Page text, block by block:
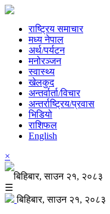
राष्ट्रिय समाचार
मध्य नेपाल
अर्थ/पर्यटन
मनोरञ्जन
स्वास्थ्य
खेलकुद
अन्तर्वार्ता/विचार
अन्तर्राष्ट्रिय/प्रवास
भिडियो
राशिफल
English
×
बिहिबार, साउन २१, २०८३
☰
बिहिबार, साउन २१, २०८३